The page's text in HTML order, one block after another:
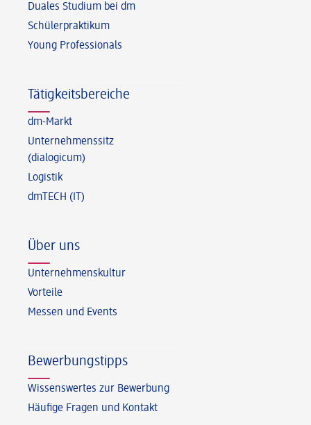
Duales Studium bei dm
Schülerpraktikum
Young Professionals
Tätigkeitsbereiche
dm-Markt
Unternehmenssitz
(dialogicum)
Logistik
dmTECH (IT)
Über uns
Unternehmenskultur
Vorteile
Messen und Events
Bewerbungstipps
Wissenswertes zur Bewerbung
Häufige Fragen und Kontakt